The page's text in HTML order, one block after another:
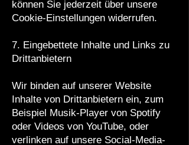
können Sie jederzeit über unsere
Cookie-Einstellungen widerrufen.
7. Eingebettete Inhalte und Links zu
Drittanbietern
Wir binden auf unserer Website
Inhalte von Drittanbietern ein, zum
Beispiel Musik-Player von Spotify
oder Videos von YouTube, oder
verlinken auf unsere Social-Media-